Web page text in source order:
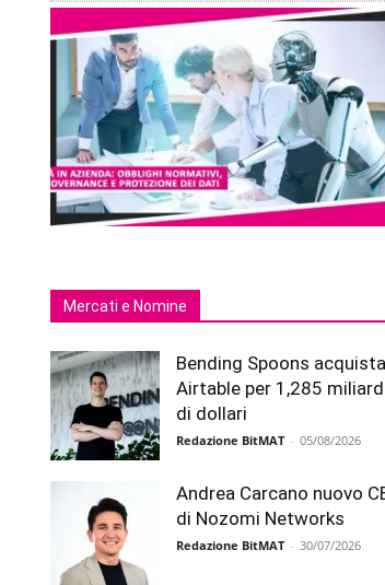
Mercati e Nomine
Bending Spoons acquista
Airtable per 1,285
di dollari
Redazione BitMAT - 05/08/2026
Andrea Carcano nuovo
di Nozomi Networks
Redazione BitMAT - 30/07/2026